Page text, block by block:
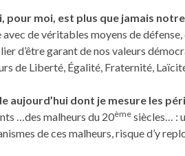
pour moi, est plus que jamais
de véritables moyens de
d’être garant de nos valeurs
de Liberté, Égalité, Fraternité,
aujourd’hui dont je mesure les
…des malheurs du 20ème siècles… :
de ces malheurs, risque d’y